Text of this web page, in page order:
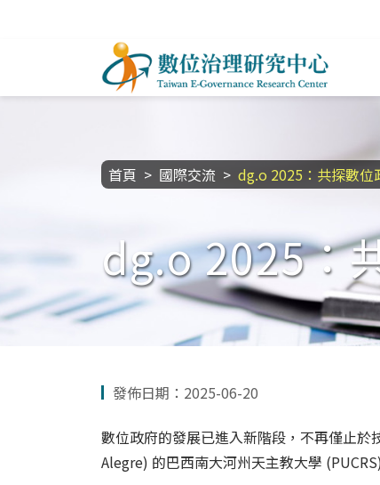
首頁 國際交流 dg.o 2025：共探數位
:::
dg.o 2025：
發佈日期：2025-06-20
數位政府的發展已進入新階段，不再僅止
Alegre) 的巴西南大河州天主教大學